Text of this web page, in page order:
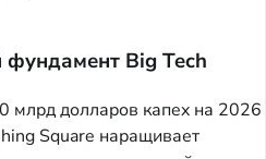
Big Tech
млрд долларов капex на 2026
Square наращивает